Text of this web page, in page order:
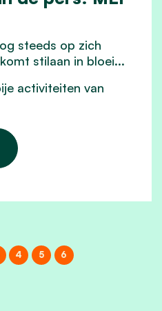
steeds op zich
stilaan in bloei...
activiteiten van
4 5 6